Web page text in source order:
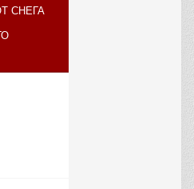
СНЕГА